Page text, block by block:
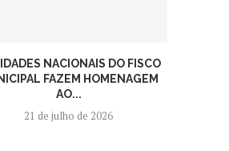
NACIONAIS DO FISCO
FAZEM HOMENAGEM
AO...
21 de julho de 2026